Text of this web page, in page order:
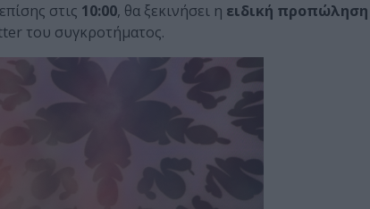
στις 10:00, θα ξεκινήσει η ειδική προπώληση
του συγκροτήματος.